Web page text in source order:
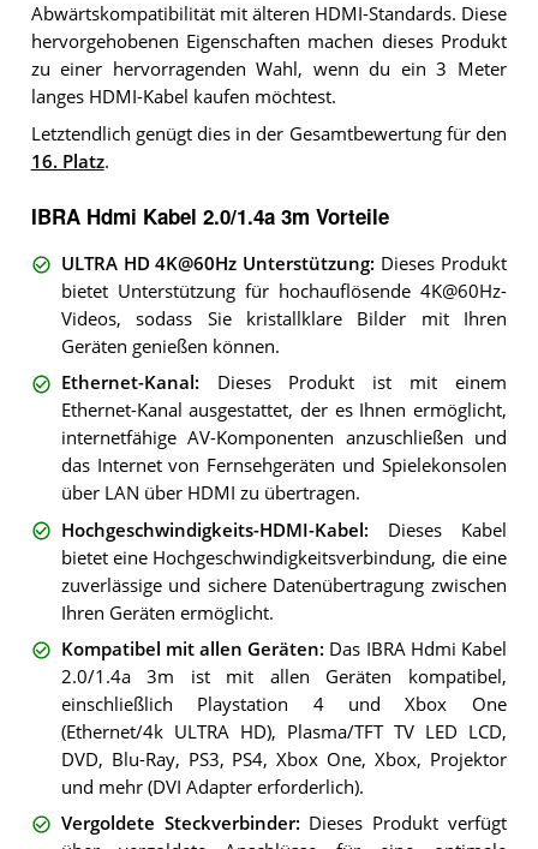
Abwärtskompatibilität mit älteren HDMI-Standards. Diese
hervorgehobenen Eigenschaften machen dieses Produkt
zu einer hervorragenden Wahl, wenn du ein 3 Meter
langes HDMI-Kabel kaufen möchtest.
Letztendlich genügt dies in der Gesamtbewertung für den
16. Platz.
IBRA Hdmi Kabel 2.0/1.4a 3m Vorteile
ULTRA HD 4K@60Hz Unterstützung: Dieses Produkt
bietet Unterstützung für hochauflösende 4K@60Hz-
Videos, sodass Sie kristallklare Bilder mit Ihren
Geräten genießen können.
Ethernet-Kanal : Dieses Produkt ist mit einem
Ethernet-Kanal ausgestattet, der es Ihnen ermöglicht,
internetfähige AV-Komponenten anzuschließen und
das Internet von Fernsehgeräten und Spielekonsolen
über LAN über HDMI zu übertragen.
Hochgeschwindigkeits-HDMI-Kabel: Dieses Kabel
bietet eine Hochgeschwindigkeitsverbindung, die eine
zuverlässige und sichere Datenübertragung zwischen
Ihren Geräten ermöglicht.
Kompatibel mit allen Geräten: Das IBRA Hdmi Kabel
2.0/1.4a 3m ist mit allen Geräten kompatibel,
einschließlich Playstation 4 und Xbox One
(Ethernet/4k ULTRA HD), Plasma/TFT TV LED LCD,
DVD, Blu-Ray, PS3, PS4, Xbox One, Xbox, Projektor
und mehr (DVI Adapter erforderlich).
Vergoldete Steckverbinder: Dieses Produkt verfügt